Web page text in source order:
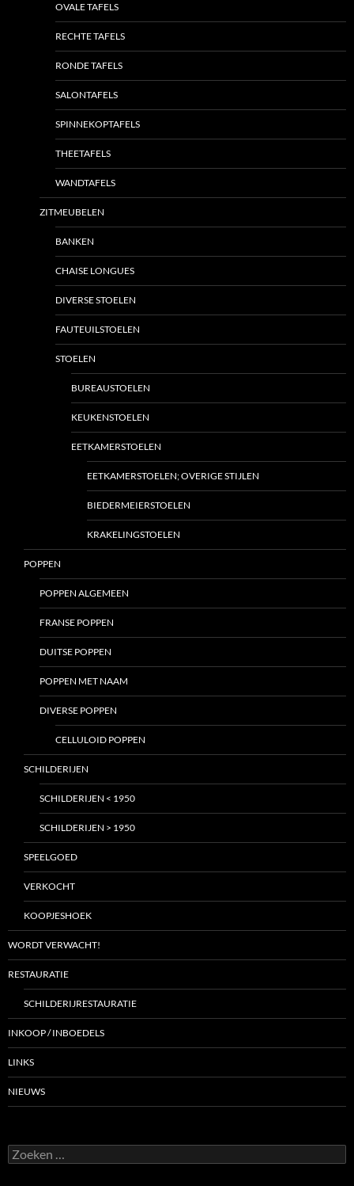
OVALE TAFELS
RECHTE TAFELS
RONDE TAFELS
SALONTAFELS
SPINNEKOPTAFELS
THEETAFELS
WANDTAFELS
ZITMEUBELEN
BANKEN
CHAISE LONGUES
DIVERSE STOELEN
FAUTEUILSTOELEN
STOELEN
BUREAUSTOELEN
KEUKENSTOELEN
EETKAMERSTOELEN
EETKAMERSTOELEN; OVERIGE STIJLEN
BIEDERMEIERSTOELEN
KRAKELINGSTOELEN
POPPEN
POPPEN ALGEMEEN
FRANSE POPPEN
DUITSE POPPEN
POPPEN MET NAAM
DIVERSE POPPEN
CELLULOID POPPEN
SCHILDERIJEN
SCHILDERIJEN < 1950
SCHILDERIJEN > 1950
SPEELGOED
VERKOCHT
KOOPJESHOEK
WORDT VERWACHT!
RESTAURATIE
SCHILDERIJRESTAURATIE
INKOOP / INBOEDELS
LINKS
NIEUWS
Zoeken
naar: